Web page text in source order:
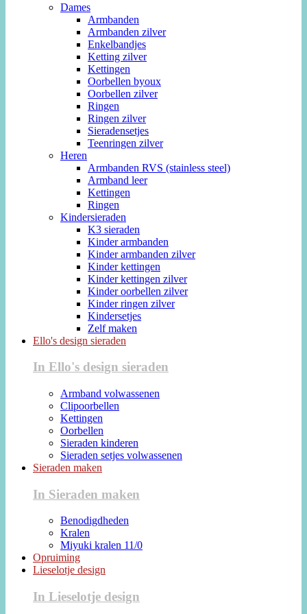
Dames
Armbanden
Armbanden zilver
Enkelbandjes
Ketting zilver
Kettingen
Oorbellen byoux
Oorbellen zilver
Ringen
Ringen zilver
Sieradensetjes
Teenringen zilver
Heren
Armbanden RVS (stainless steel)
Armband leer
Kettingen
Ringen
Kindersieraden
K3 sieraden
Kinder armbanden
Kinder armbanden zilver
Kinder kettingen
Kinder kettingen zilver
Kinder oorbellen zilver
Kinder ringen zilver
Kindersetjes
Zelf maken
Ello's design sieraden
In Ello's design sieraden
Armband volwassenen
Clipoorbellen
Kettingen
Oorbellen
Sieraden kinderen
Sieraden setjes volwassenen
Sieraden maken
In Sieraden maken
Benodigdheden
Kralen
Miyuki kralen 11/0
Opruiming
Lieselotje design
In Lieselotje design